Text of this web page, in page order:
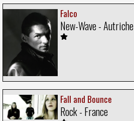
Falco
New-Wave - Autriche
Fall and Bounce
Rock - France